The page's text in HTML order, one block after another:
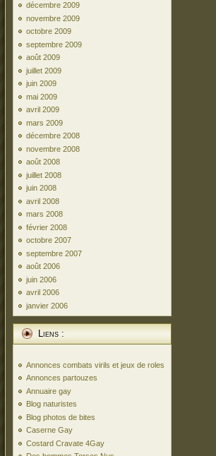
décembre 2009
novembre 2009
octobre 2009
septembre 2009
août 2009
juillet 2009
juin 2009
mai 2009
avril 2009
mars 2009
décembre 2008
novembre 2008
août 2008
juillet 2008
juin 2008
avril 2008
mars 2008
février 2008
octobre 2007
septembre 2007
août 2006
juin 2006
avril 2006
janvier 2006
Liens :
Annonces combats virils et jeux de roles
Annonces partouzes
Annuaire gay
Blog naturistes
Blog photos de bites
Caserne Gay
Costard Cravate 4Gay